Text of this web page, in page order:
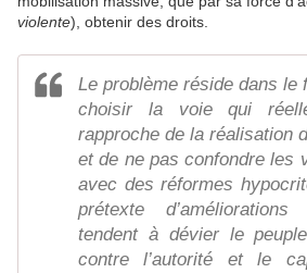
violente), obtenir des droits.
Le problème réside dans le
choisir la voie qui
rapproche de la réalisation
et de ne pas confondre les
avec des réformes
prétexte d’améliorations
tendent à dévier le
contre l’autorité et le